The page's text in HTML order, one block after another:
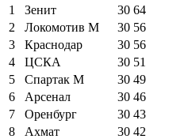
1
Зенит 30 64
2
Локомотив М 30 56
3
Краснодар 30 56
4
ЦСКА 30 51
5
Спартак М 30 49
6
Арсенал 30 46
7
Оренбург 30 43
8
Ахмат 30 42